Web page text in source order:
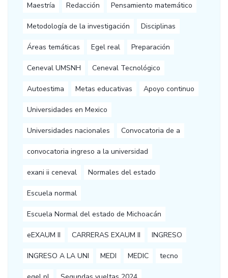
Maestría Redacción Pensamiento matemático
Metodología de la investigación Disciplinas
Áreas temáticas Egel real Preparación
Ceneval UMSNH Ceneval Tecnológico
Autoestima Metas educativas Apoyo continuo
Universidades en Mexico
Universidades nacionales Convocatoria de a
convocatoria ingreso a la universidad
exani ii ceneval Normales del estado
Escuela normal
Escuela Normal del estado de Michoacán
eEXAUM II CARRERAS EXAUM II INGRESO
INGRESO A LA UNI MEDI MEDIC tecno